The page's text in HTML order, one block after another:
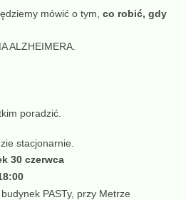
mówić o tym, co robić, gdy
ALZHEIMERA.
poradzić.
stacjonarnie.
30 czerwca
, budynek PASTy, przy Metrze